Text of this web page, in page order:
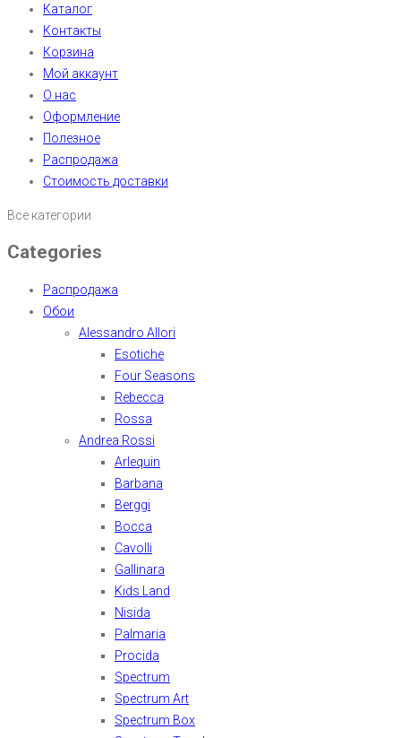
Каталог
Контакты
Корзина
Мой аккаунт
О нас
Оформление
Полезное
Распродажа
Стоимость доставки
Все категории
Categories
Распродажа
Обои
Alessandro Allori
Esotiche
Four Seasons
Rebecca
Rossa
Andrea Rossi
Arlequin
Barbana
Berggi
Bocca
Cavolli
Gallinara
Kids Land
Nisida
Palmaria
Procida
Spectrum
Spectrum Art
Spectrum Box